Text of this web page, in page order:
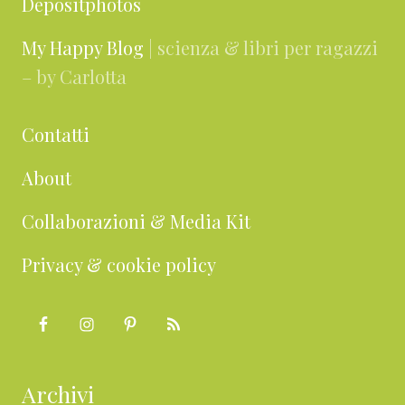
My Happy Blog | scienza & libri per ragazzi
– by Carlotta
Contatti
About
Collaborazioni & Media Kit
Privacy & cookie policy
Archivi